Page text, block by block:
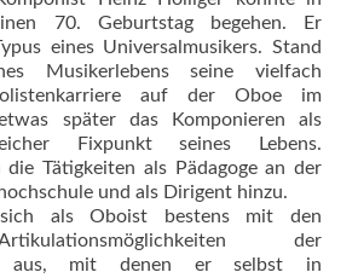
70. Geburtstag begehen. Er
eines Universalmusikers. Stand
Musikerlebens seine vielfach
auf der Oboe im
später das Komponieren als
Fixpunkt seines Lebens.
die Tätigkeiten als Pädagoge an der
und als Dirigent hinzu.
als Oboist bestens mit den
der
aus, mit denen er selbst in